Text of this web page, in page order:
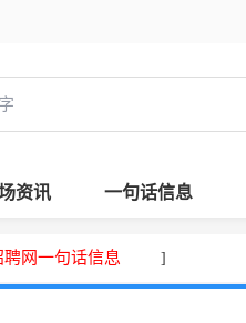
资讯 一句话信息
网一句话信息 ]